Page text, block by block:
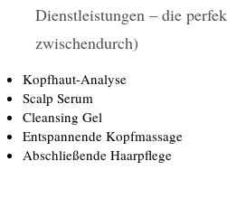
Dienstleistungen – die
zwischendurch)
Kopfhaut-Analyse
Scalp Serum
Cleansing Gel
Entspannende Kopfmassage
Abschließende Haarpflege